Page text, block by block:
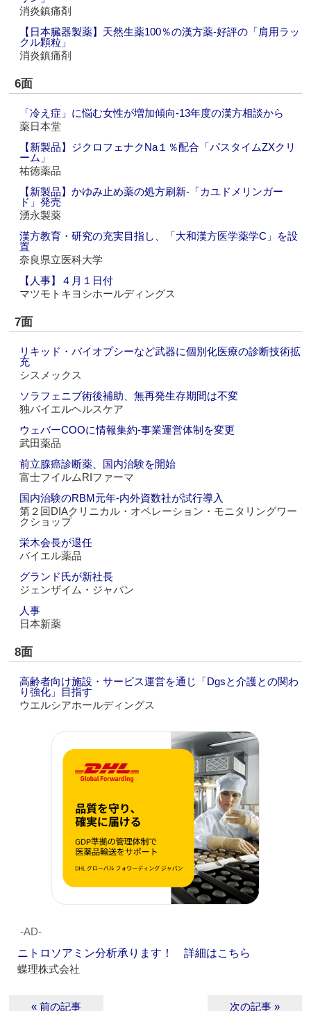
消炎鎮痛剤
【日本臓器製薬】天然生薬100％の漢方薬‐好評の「肩用ラッ
クル顆粒」
消炎鎮痛剤
6面
「冷え症」に悩む女性が増加傾向‐13年度の漢方相談から
薬日本堂
【新製品】ジクロフェナクNa１％配合「パスタイムZXクリ
ーム」
祐徳薬品
【新製品】かゆみ止め薬の処方刷新‐「カユドメリンガー
ド」発売
湧永製薬
漢方教育・研究の充実目指し、「大和漢方医学薬学C」を設
置
奈良県立医科大学
【人事】４月１日付
マツモトキヨシホールディングス
7面
リキッド・バイオプシーなど武器に個別化医療の診断技術拡
充
シスメックス
ソラフェニブ術後補助、無再発生存期間は不変
独バイエルヘルスケア
ウェバーCOOに情報集約‐事業運営体制を変更
武田薬品
前立腺癌診断薬、国内治験を開始
富士フイルムRIファーマ
国内治験のRBM元年‐内外資数社が試行導入
第２回DIAクリニカル・オペレーション・モニタリングワー
クショップ
栄木会長が退任
バイエル薬品
グランド氏が新社長
ジェンザイム・ジャパン
人事
日本新薬
8面
高齢者向け施設・サービス運営を通じ「Dgsと介護との関わ
り強化」目指す
ウエルシアホールディングス
‐AD‐
ニトロソアミン分析承ります！ 詳細はこちら
蝶理株式会社
« 前の記事 次の記事 »